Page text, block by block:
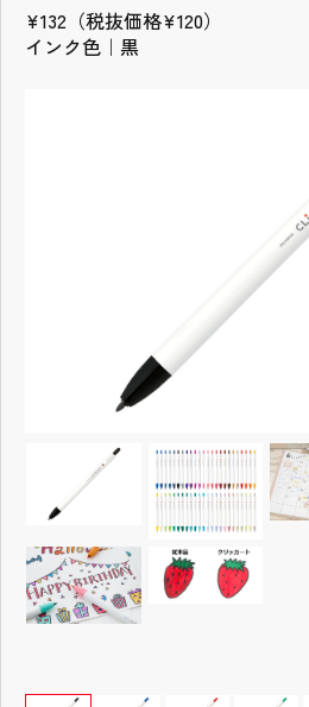
¥132（税抜価格¥120）
インク色｜黒